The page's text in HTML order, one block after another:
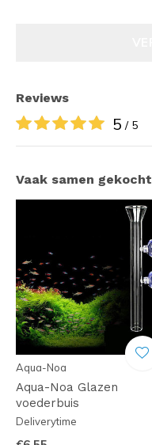
Reviews
5 / 5
Vaak samen gekocht
Aqua-Noa
Aqua-Noa Glazen
voederbuis
Deliverytime